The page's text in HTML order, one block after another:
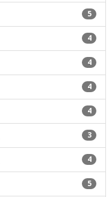
5
4
4
4
4
3
4
5